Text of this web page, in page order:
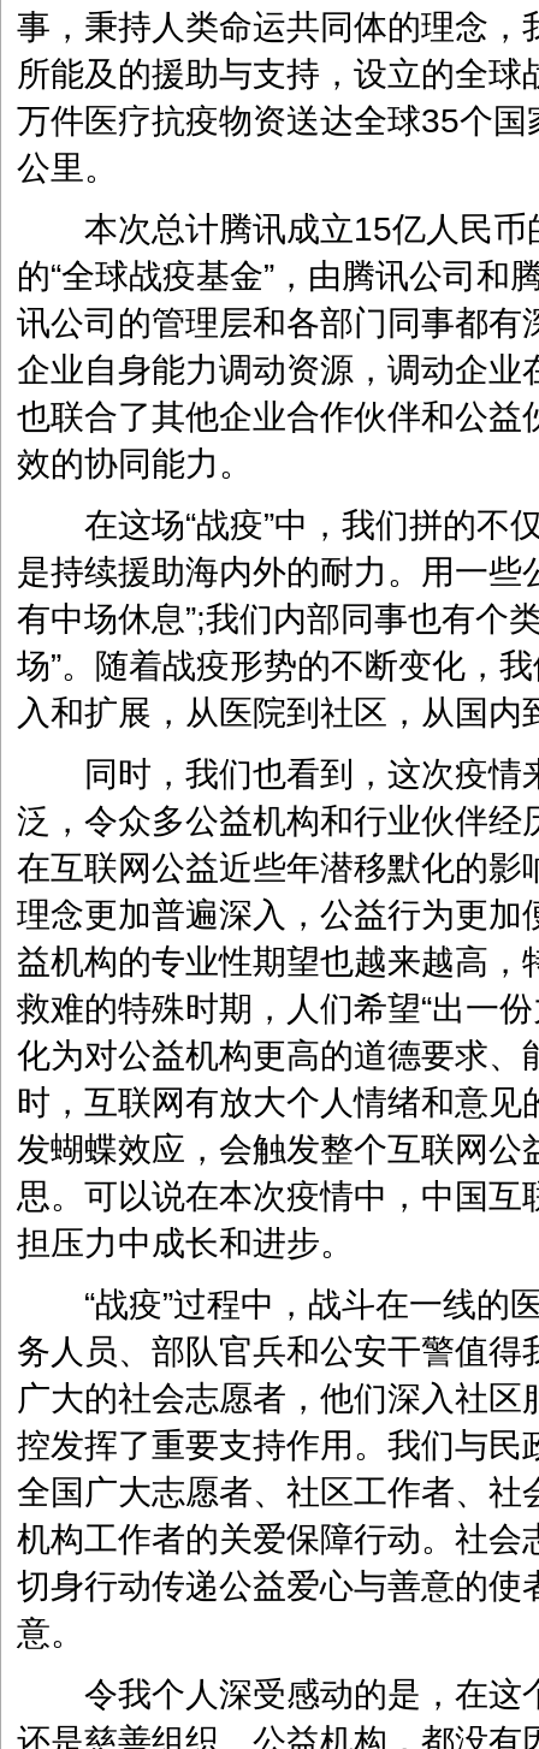
事，秉持人类命运共同体的理念，
所能及的援助与支持，设立的全
万件医疗抗疫物资送达全球35个
公里。
本次总计腾讯成立15亿人民币
的“全球战疫基金”，由腾讯公司和
讯公司的管理层和各部门同事都有
企业自身能力调动资源，调动企业
也联合了其他企业合作伙伴和公益
效的协同能力。
在这场“战疫”中，我们拼的不
是持续援助海内外的耐力。用一些
有中场休息”;我们内部同事也有个
场”。随着战疫形势的不断变化，
入和扩展，从医院到社区，从国内
同时，我们也看到，这次疫情
泛，令众多公益机构和行业伙伴经
在互联网公益近些年潜移默化的影
理念更加普遍深入，公益行为更加
益机构的专业性期望也越来越高，
救难的特殊时期，人们希望“出一
化为对公益机构更高的道德要求、
时，互联网有放大个人情绪和意见
发蝴蝶效应，会触发整个互联网公
思。可以说在本次疫情中，中国互
担压力中成长和进步。
“战疫”过程中，战斗在一线的
务人员、部队官兵和公安干警值得
广大的社会志愿者，他们深入社
控发挥了重要支持作用。我们与民
全国广大志愿者、社区工作者、社
机构工作者的关爱保障行动。社会
切身行动传递公益爱心与善意的使
意。
令我个人深受感动的是，在这
还是慈善组织、公益机构，都没有